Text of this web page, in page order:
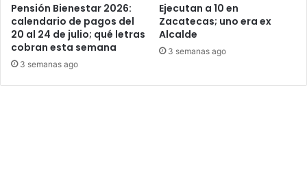
Pensión Bienestar 2026:
calendario de pagos del
20 al 24 de julio; qué letras
cobran esta semana
3 semanas ago
Ejecutan a 10 en
Zacatecas; uno era ex
Alcalde
3 semanas ago